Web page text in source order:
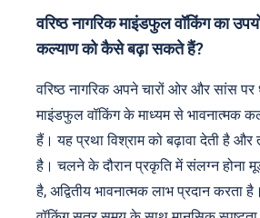
वरिष्ठ नागरिक माइंडफुल वॉकिंग का
कल्याण को कैसे बढ़ा सकते हैं?
वरिष्ठ नागरिक अपने चारों ओर और सांस
माइंडफुल वॉकिंग के माध्यम से भावनात्मक
हैं। यह प्रथा विश्राम को बढ़ावा देती है
है। चलने के दौरान प्रकृति में संलग्न होना
है, अद्वितीय भावनात्मक लाभ प्रदान करता